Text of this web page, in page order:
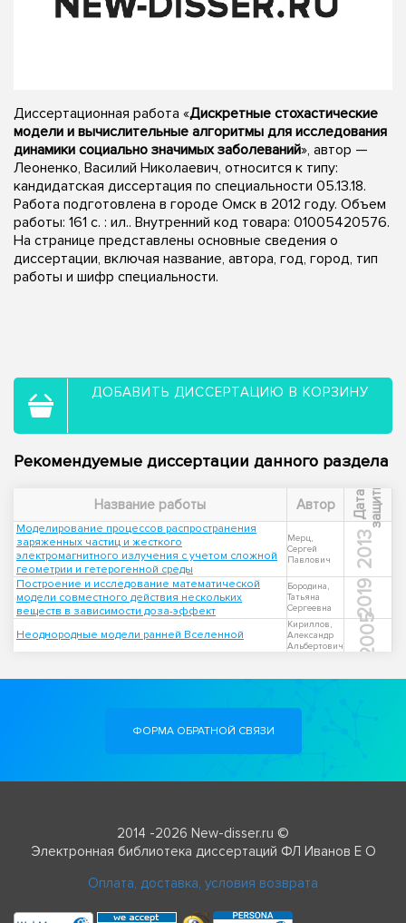
Диссертационная работа «Дискретные стохастические
модели и вычислительные алгоритмы для исследования
динамики социально значимых заболеваний», автор —
Леоненко, Василий Николаевич, относится к типу:
кандидатская диссертация по специальности 05.13.18.
Работа подготовлена в городе Омск в 2012 году. Объем
работы: 161 с. : ил.. Внутренний код товара: 01005420576.
На странице представлены основные сведения о
диссертации, включая название, автора, год, город, тип
работы и шифр специальности.
ДОБАВИТЬ ДИССЕРТАЦИЮ В КОРЗИНУ
Рекомендуемые диссертации данного раздела
Название работы Автор Д
а
т
а
з
а
щ
и
т ы
Моделирование процессов распространения
заряженных частиц и жесткого
электромагнитного излучения с учетом сложной
геометрии и гетерогенной среды
Мерц,
Сергей
Павлович
2013
Построение и исследование математической
модели совместного действия нескольких
веществ в зависимости доза-эффект
Бородина,
Татьяна
Сергеевна
2019
Неоднородные модели ранней Вселенной
Кириллов,
Александр
Альбертович
2005
ФОРМА ОБРАТНОЙ СВЯЗИ
2014 -2026 New-disser.ru ©
Электронная библиотека диссертаций ФЛ Иванов Е О
Оплата, доставка, условия возврата